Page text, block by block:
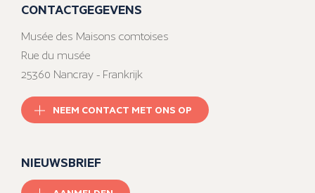
CONTACTGEGEVENS
Musée des Maisons comtoises
Rue du musée
25360 Nancray - Frankrijk
NEEM CONTACT MET ONS OP
NIEUWSBRIEF